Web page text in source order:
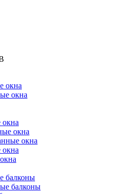
окна
окна
окна
окна
балконы
балконы